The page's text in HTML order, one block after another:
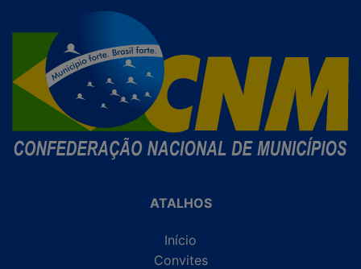
ATALHOS
Início
Convites